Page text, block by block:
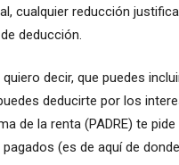
cualquier reducción
deducción.
decir, que puedes
deducirte por los
de la renta (PADRE) te
(es de aquí de